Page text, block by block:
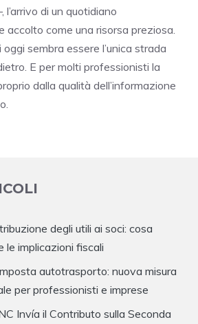
l’arrivo di un quotidiano
accolto come una risorsa preziosa.
sembra essere l’unica strada
E per molti professionisti la
dalla qualità dell’informazione
degli utili ai soci: cosa
le implicazioni fiscali
autotrasporto: nuova misura
per professionisti e imprese
Invía il Contributo sulla Seconda